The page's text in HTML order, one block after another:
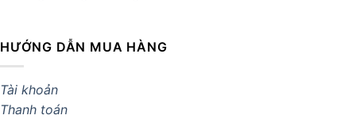
HƯỚNG DẪN MUA HÀNG
Tài khoản
Thanh toán